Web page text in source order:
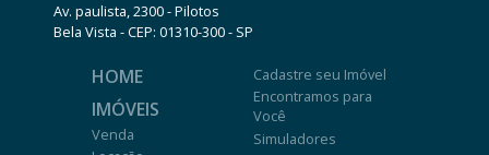
Av. paulista, 2300 - Pilotos
Bela Vista - CEP: 01310-300 - SP
HOME
IMÓVEIS
Venda
Cadastre seu Imóvel
Encontramos para
Você
Simuladores